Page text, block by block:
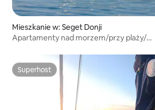
Mieszkanie w: Seget Donji
Apartamenty nad morzem/przy plaży/
Superhost
Superhost